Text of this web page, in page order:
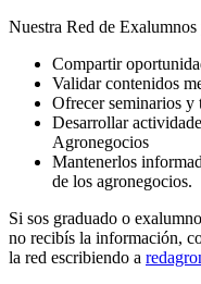
Nuestra Red de
Compartir
Validar contenidos
Ofrecer seminarios y
Desarrollar
Agronegocios
Mantenerlos
de los agronegocios.
Si sos graduado o
no recibís la información,
la red escribiendo a